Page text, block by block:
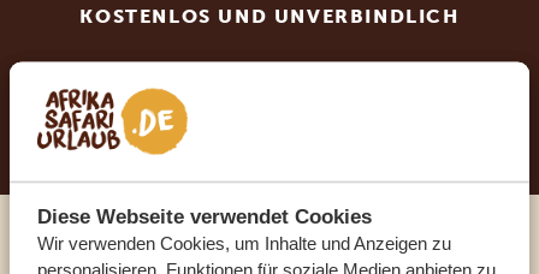
Diese Webseite verwendet Cookies
Wir verwenden Cookies, um Inhalte und Anzeigen zu
personalisieren, Funktionen für soziale Medien anbieten zu
KOSTENLOS UND UNVERBINDLICH
JETZT TRAUMREISE ANFORDERN